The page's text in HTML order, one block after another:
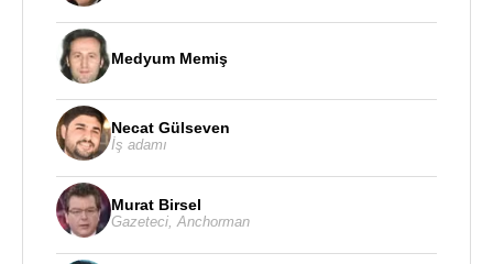
Medyum Memiş
Necat Gülseven
İş adamı
Murat Birsel
Gazeteci Anchorman